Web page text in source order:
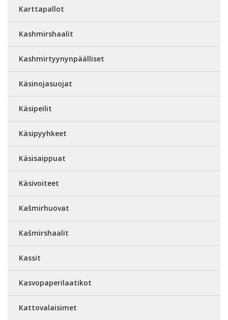
Karttapallot
Kashmirshaalit
Kashmirtyynynpäälliset
Käsinojasuojat
Käsipeilit
Käsipyyhkeet
Käsisaippuat
Käsivoiteet
Kašmirhuovat
Kašmirshaalit
Kassit
Kasvopaperilaatikot
Kattovalaisimet